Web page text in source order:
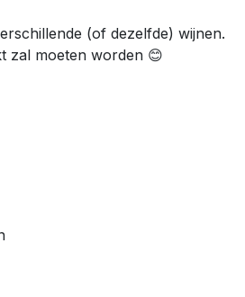
(of dezelfde) wijnen.
zal moeten worden 😊